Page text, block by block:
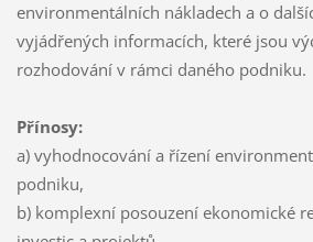
environmentálních nákladech a o
vyjádřených informacích, které jsou
rozhodování v rámci daného podniku.
Přínosy:
a) vyhodnocování a řízení
podniku,
b) komplexní posouzení ekonomické